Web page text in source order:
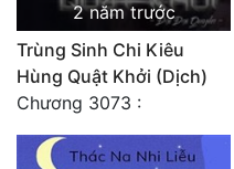
Điền Văn
Đô Thị
Đông Phương
2 năm trước
Trùng Sinh Chi Kiêu
Hùng Quật Khởi (Dịch)
Chương 3073 :